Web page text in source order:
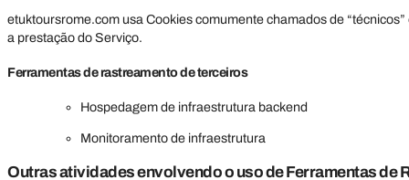
etuktoursrome.com usa Cookies comumente chamados de
a prestação do Serviço.
Ferramentas de rastreamento de terceiros
Hospedagem de infraestrutura backend
Monitoramento de infraestrutura
Outras atividades envolvendo o uso de Ferramentas de